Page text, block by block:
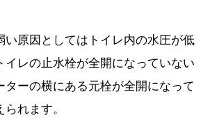
い原因としてはトイレ内の水圧が低
イレの止水栓が全開になっていない
ターの横にある元栓が全開になって
れます。